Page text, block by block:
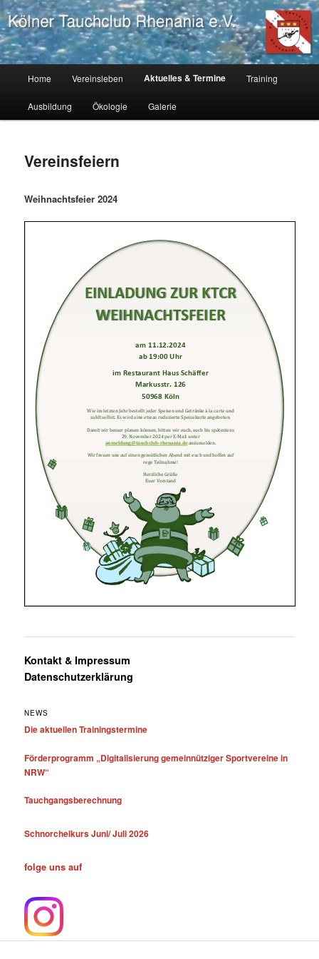
Zum
primären
Inhalt
springenKölner Tauchclub Rhenania
Tauchverein Köln, Tauchausbildung Köln, tauchen lernen Köln
Home Vereinsleben Aktuelles & Termine Training
Ausbildung Ökologie Galerie
Vereinsfeiern
Weihnachtsfeier 2024
Kontakt & Impressum
Datenschutzerklärung
NEWS
Die aktuellen Trainingstermine
Förderprogramm „Digitalisierung gemeinnütziger Sportvereine in
NRW“
Tauchgangsberechnung
Schnorchelkurs Juni/ Juli 2026
folge uns auf